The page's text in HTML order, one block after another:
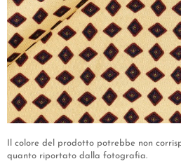
Il colore del prodotto potrebbe non
quanto riportato dalla fotografia.